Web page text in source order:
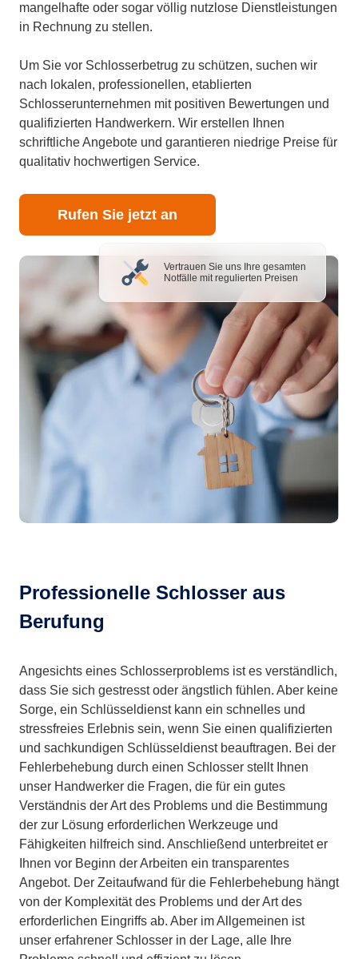
mangelhafte oder sogar völlig nutzlose Dienstleistungen
in Rechnung zu stellen.
Um Sie vor Schlosserbetrug zu schützen, suchen wir
nach lokalen, professionellen, etablierten
Schlosserunternehmen mit positiven Bewertungen und
qualifizierten Handwerkern. Wir erstellen Ihnen
schriftliche Angebote und garantieren niedrige Preise für
qualitativ hochwertigen Service.
Rufen Sie jetzt an
Vertrauen Sie uns Ihre gesamten
Notfälle mit regulierten Preisen
Professionelle Schlosser aus
Berufung
Angesichts eines Schlosserproblems ist es verständlich,
dass Sie sich gestresst oder ängstlich fühlen. Aber keine
Sorge, ein Schlüsseldienst kann ein schnelles und
stressfreies Erlebnis sein, wenn Sie einen qualifizierten
und sachkundigen Schlüsseldienst beauftragen. Bei der
Fehlerbehebung durch einen Schlosser stellt Ihnen
unser Handwerker die Fragen, die für ein gutes
Verständnis der Art des Problems und die Bestimmung
der zur Lösung erforderlichen Werkzeuge und
Fähigkeiten hilfreich sind. Anschließend unterbreitet er
Ihnen vor Beginn der Arbeiten ein transparentes
Angebot. Der Zeitaufwand für die Fehlerbehebung hängt
von der Komplexität des Problems und der Art des
erforderlichen Eingriffs ab. Aber im Allgemeinen ist
unser erfahrener Schlosser in der Lage, alle Ihre